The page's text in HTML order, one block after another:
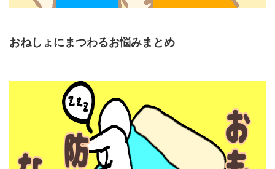
おねしょにまつわるお悩みまとめ